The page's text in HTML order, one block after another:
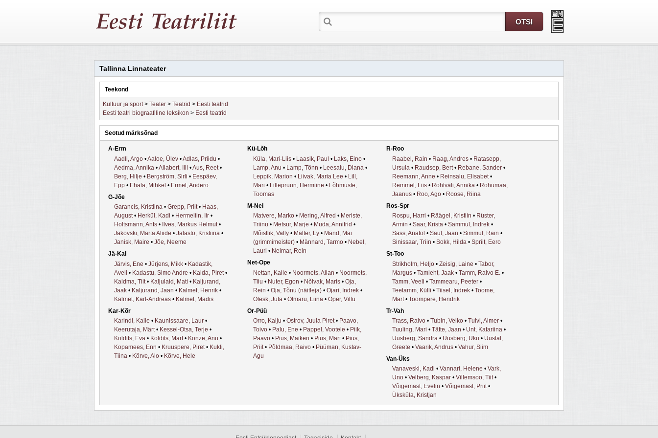
Tallinna Linnateater
Teekond
Kultuur ja sport> Teater > Teatrid > Eesti teatrid
Eesti teatri biograafiline leksikon > Eesti teatrid
Seotud märksõnad
A-Erm
Aadli, Argo •Aaloe, Ülev •Adlas, Priidu •
Aedma, Annika •Allabert, Illi •Aus, Reet •
Berg, Hilje • Bergström, Sirli • Eespäev,
Epp • Ehala, Mihkel • Ermel, Andero
G-Jõe
Garancis, Kristiina • Grepp, Priit• Haas,
August• Herkül, Kadi • Hermeliin, Iir •
Holtsmann, Ants • Ilves, Markus Helmut•
Jakovski, Marta Aliide • Jalasto, Kristiina •
Janisk, Maire • Jõe, Neeme
Jä-Kal
Järvis, Ene • Jürjens, Mikk • Kadastik,
Aveli • Kadastu, Simo Andre • Kalda, Piret •
Kaldma, Tiit • Kaljulaid, Mati • Kaljurand,
Jaak • Kaljurand, Jaan • Kalmet, Henrik •
Kalmet, Karl-Andreas • Kalmet, Madis
Kar-Kõr
Karindi, Kalle • Kaunissaare, Laur •
Keerutaja, Märt• Kessel-Otsa, Terje •
Koldits, Eva • Koldits, Mart• Konze, Anu •
Kopamees, Enn • Kruuspere, Piret• Kukli,
Tiina • Kõrve, Alo • Kõrve, Hele
Kü-Lõh
Küla, Mari-Liis • Laasik, Paul • Laks, Eino •
Lamp, Anu • Lamp, Tõnn • Leesalu, Diana •
Leppik, Marion • Liivak, Maria Lee • Lill,
Mari • Lillepruun, Hermiine • Lõhmuste,
Toomas
M-Nei
Matvere, Marko • Mering, Alfred • Meriste,
Triinu • Metsur, Marje • Muda, Annifrid •
Mõistlik, Vally • Mälter, Ly • Mänd, Mai
(grimmimeister) • Männard, Tarmo • Nebel,
Lauri • Neimar, Rein
Net-Ope
Nettan, Kalle • Noormets, Allan • Noormets,
Tiiu • Nuter, Egon • Nõlvak, Maris • Oja,
Rein • Oja, Tõnu (näitleja) • Ojari, Indrek •
Olesk, Juta • Olmaru, Liina • Oper, Villu
Or-Püü
Orro, Kalju • Ostrov, Juula Piret• Paavo,
Toivo • Palu, Ene • Pappel, Vootele • Piik,
Paavo • Pius, Maiken • Pius, Märt• Pius,
Priit• Põldmaa, Raivo • Püüman, Kustav-
Agu
R-Roo
Raabel, Rain • Raag, Andres • Ratasepp,
Ursula • Raudsep, Bert • Rebane, Sander •
Reemann, Anne • Reinsalu, Elisabet •
Remmel, Liis • Rohtväli, Annika • Rohumaa,
Jaanus • Roo, Ago • Roose, Riina
Ros-Spr
Rospu, Harri • Räägel, Kristiin • Rüster,
Armin • Saar, Krista • Sammul, Indrek •
Sass, Anatol • Saul, Jaan • Simmul, Rain •
Sinissaar, Triin • Sokk, Hilda • Spriit, Eero
St-Too
Strikholm, Heljo • Zeisig, Laine • Tabor,
Margus • Tamleht, Jaak • Tamm, Raivo E. •
Tamm, Veeli • Tammearu, Peeter •
Teetamm, Külli • Tiisel, Indrek • Toome,
Mart • Toompere, Hendrik
Tr-Vah
Trass, Raivo • Tubin, Veiko • Tulvi, Almer •
Tuuling, Mari • Tätte, Jaan • Unt, Katariina •
Uusberg, Sandra • Uusberg, Uku • Uustal,
Greete • Vaarik, Andrus • Vahur, Siim
Van-Üks
Vanaveski, Kadi • Vannari, Helene • Vark,
Uno • Velberg, Kaspar • Villemsoo, Tiit•
Võigemast, Evelin • Võigemast, Priit•
Üksküla, Kristjan